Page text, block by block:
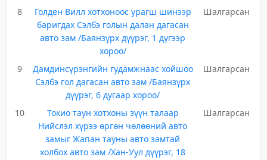
8
Голден Вилл хотхоноос урагш шинээр
баригдах Сэлбэ голын далан дагасан
авто зам /Баянзүрх дүүрэг, 1 дүгээр
хороо/
Шалгарсан
9
Дамдинсүрэнгийн гудамжнаас хойшоо
Сэлбэ гол дагасан авто зам /Баянзүрх
дүүрэг, 6 дугаар хороо/
Шалгарсан
10
Токио таун хотхоны зүүн талаар
Нийслэл хүрээ өргөн чөлөөний авто
замыг Жапан тауны авто замтай
холбох авто зам /Хан-Уул дүүрэг, 18
Шалгарсан